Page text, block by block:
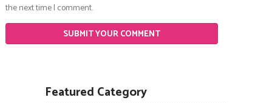
the next time I comment.
Featured Category